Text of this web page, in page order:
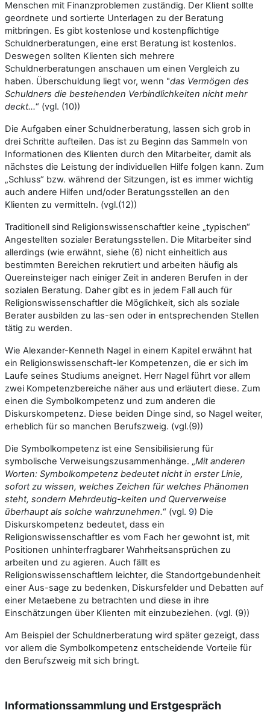
Menschen mit Finanzproblemen zuständig. Der Klient sollte
geordnete und sortierte Unterlagen zu der Beratung
mitbringen. Es gibt kostenlose und kostenpflichtige
Schuldnerberatungen, eine erst Beratung ist kostenlos.
Deswegen sollten Klienten sich mehrere
Schuldnerberatungen anschauen um einen Vergleich zu
haben. Überschuldung liegt vor, wenn "das Vermögen des
Schuldners die bestehenden Verbindlichkeiten nicht mehr
deckt...“ (vgl. (10))
Die Aufgaben einer Schuldnerberatung, lassen sich grob in
drei Schritte aufteilen. Das ist zu Beginn das Sammeln von
Informationen des Klienten durch den Mitarbeiter, damit als
nächstes die Leistung der individuellen Hilfe folgen kann. Zum
„Schluss“ bzw. während der Sitzungen, ist es immer wichtig
auch andere Hilfen und/oder Beratungsstellen an den
Klienten zu vermitteln. (vgl.(12))
Traditionell sind Religionswissenschaftler keine „typischen“
Angestellten sozialer Beratungsstellen. Die Mitarbeiter sind
allerdings (wie erwähnt, siehe (6) nicht einheitlich aus
bestimmten Bereichen rekrutiert und arbeiten häufig als
Quereinsteiger nach einiger Zeit in anderen Berufen in der
sozialen Beratung. Daher gibt es in jedem Fall auch für
Religionswissenschaftler die Möglichkeit, sich als soziale
Berater ausbilden zu las-sen oder in entsprechenden Stellen
tätig zu werden.
Wie Alexander-Kenneth Nagel in einem Kapitel erwähnt hat
ein Religionswissenschaft-ler Kompetenzen, die er sich im
Laufe seines Studiums aneignet. Herr Nagel führt vor allem
zwei Kompetenzbereiche näher aus und erläutert diese. Zum
einen die Symbolkompetenz und zum anderen die
Diskurskompetenz. Diese beiden Dinge sind, so Nagel weiter,
erheblich für so manchen Berufszweig. (vgl.(9))
Die Symbolkompetenz ist eine Sensibilisierung für
symbolische Verweisungszusammenhänge. „Mit anderen
Worten: Symbolkompetenz bedeutet nicht in erster Linie,
sofort zu wissen, welches Zeichen für welches Phänomen
steht, sondern Mehrdeutig-keiten und Querverweise
überhaupt als solche wahrzunehmen.“ (vgl. 9) Die
Diskurskompetenz bedeutet, dass ein
Religionswissenschaftler es vom Fach her gewohnt ist, mit
Positionen unhinterfragbarer Wahrheitsansprüchen zu
arbeiten und zu agieren. Auch fällt es
Religionswissenschaftlern leichter, die Standortgebundenheit
einer Aus-sage zu bedenken, Diskursfelder und Debatten auf
einer Metaebene zu betrachten und diese in ihre
Einschätzungen über Klienten mit einzubeziehen. (vgl. (9))
Am Beispiel der Schuldnerberatung wird später gezeigt, dass
vor allem die Symbolkompetenz entscheidende Vorteile für
den Berufszweig mit sich bringt.
Informationssammlung und Erstgespräch